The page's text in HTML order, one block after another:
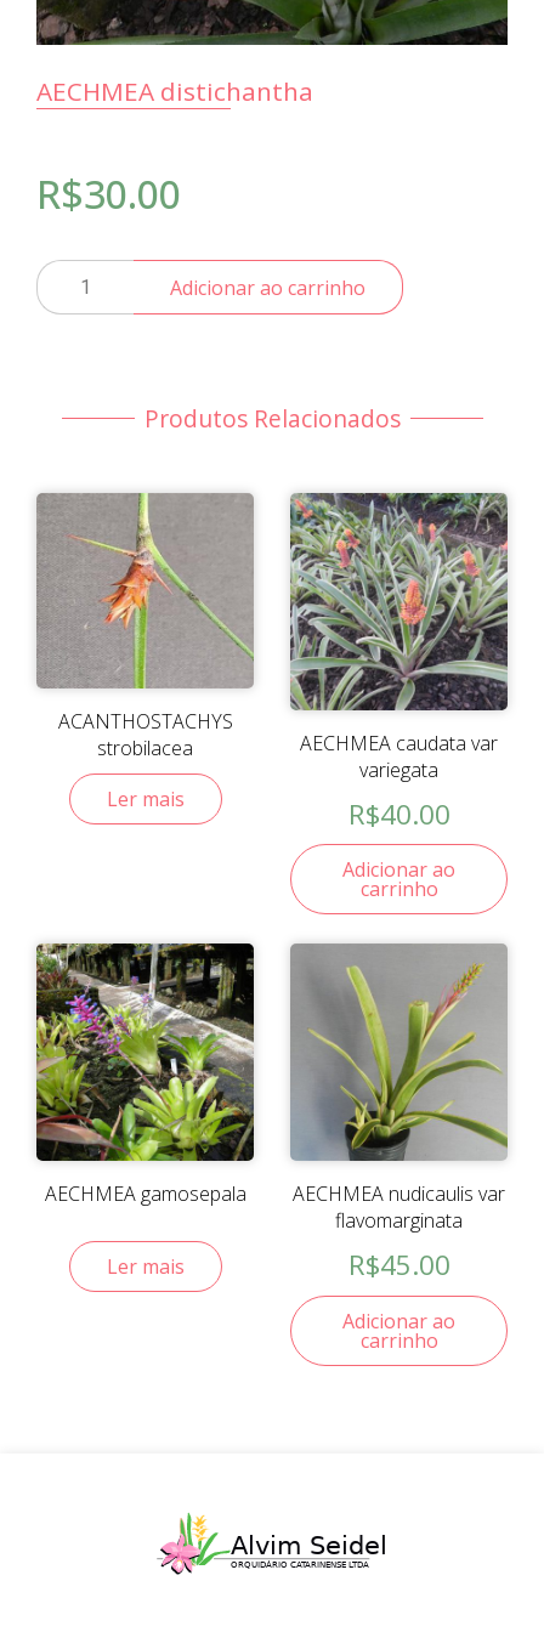
AECHMEA distichantha
R$30.00
AECHMEA
distichantha
Adicionar ao carrinho
Produtos Relacionados
ACANTHOSTACHYS
strobilacea
Ler mais
AECHMEA caudata var
variegata
R$40.00
Adicionar ao
carrinho
AECHMEA gamosepala
Ler mais
AECHMEA nudicaulis var
flavomarginata
R$45.00
Adicionar ao
carrinho